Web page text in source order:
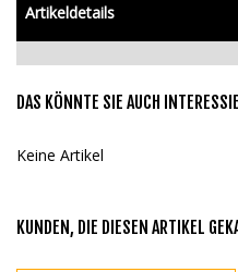
Artikeldetails
DAS KÖNNTE SIE AUCH
Keine Artikel
KUNDEN, DIE DIESEN ARTIKEL